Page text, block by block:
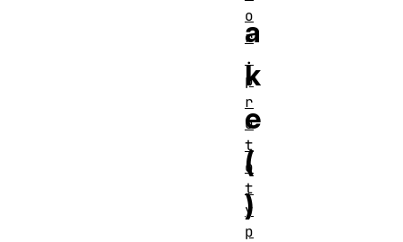
a
k
e
(
)
o
r
.
p
r
o
t
o
t
y
p